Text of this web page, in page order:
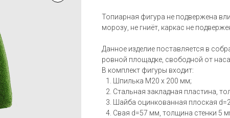
Топиарная фигура не подвержена
морозу, не гниёт, каркас не
Данное изделие поставляется в
ровной площадке, свободной от
В комплект фигуры входит:
Шпилька М20 х 200 мм;
Стальная закладная пластина,
Шайба оцинкованная плоская
Свая d=57 мм, толщина стенки 5